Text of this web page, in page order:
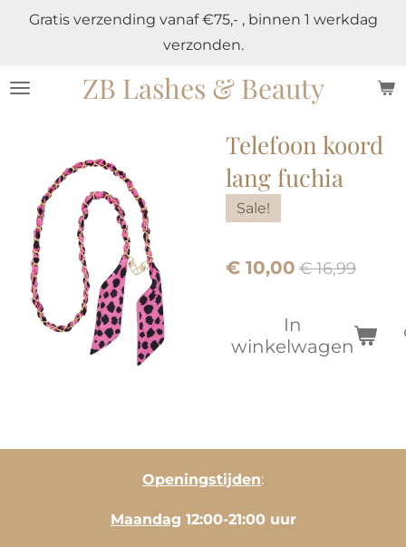
de
ZB Lashes & Beauty
Gratis verzending vanaf €75,- , binnen 1 werkdag
verzonden.
Telefoon koord
lang fuchia
Sale!
€ 10,00 € 16,99
In
winkelwagen
Openingstijden:
Maandag 12:00-21:00 uur